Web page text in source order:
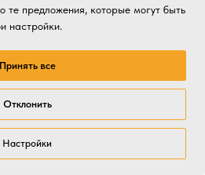
те предложения, которые могут быть
настройки.
Принять все
Отклонить
Настройки